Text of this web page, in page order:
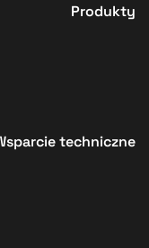
Produkty
techniczne